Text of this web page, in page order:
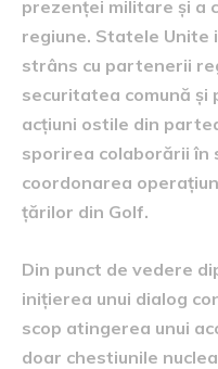
prezenței militare și a
regiune. Statele Unite
strâns cu partenerii
securitatea comună și
acțiuni ostile din
sporirea colaborării în
coordonarea
țărilor din Golf.
Din punct de vedere
inițierea unui dialog
scop atingerea unui
doar chestiunile